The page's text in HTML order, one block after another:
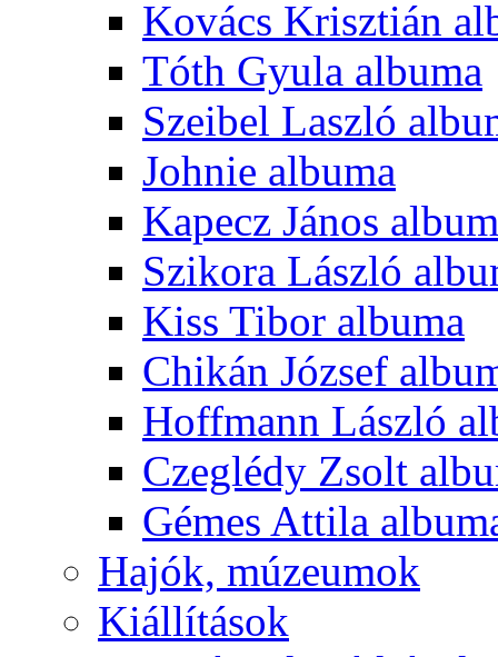
Kovács Krisztián
Tóth Gyula albuma
Szeibel Laszló
Johnie albuma
Kapecz János
Szikora László
Kiss Tibor albuma
Chikán József
Hoffmann László
Czeglédy Zsolt
Gémes Attila
Hajók, múzeumok
Kiállítások